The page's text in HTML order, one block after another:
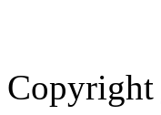
Copyright